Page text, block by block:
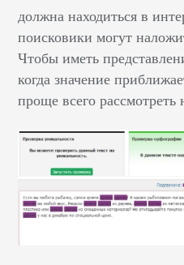
должна находиться в
поисковики могут
Чтобы иметь
когда значение
проще всего